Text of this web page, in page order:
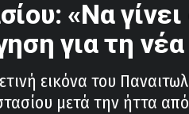
«Να
για τη
εικόνα του
μετά την ήττα